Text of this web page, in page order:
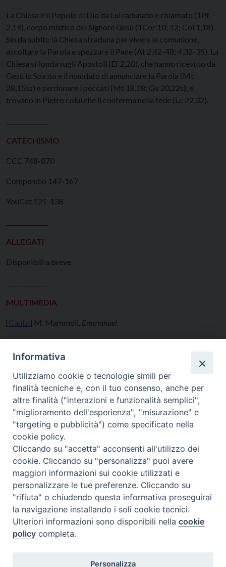
La Chiesa è il Popolo di Dio da Lui radunato e chiamato (1Pt
2,19), corpo mistico del Signore Gesù (1Cor 10; 12; Col 1,18).
Sin da subito la Chiesa si raduna per vivere la comunione,
ascoltare la Parola e spezzare il Pane (At 2,42-48; 4,32-35). La
Chiesa si fonda sugli Apostoli (Ef 2,20), che hanno ricevuto da
Gesù lo Spirito e il mandato di annunciare la Parola (Mt
28,15ss) e perdonare i peccati (Mt 18,18; Gv 20,22s), e
trovano in Pietro colui che li conferma nella fede (Lc 22,32).
CATECHISMO
CCC 748-870
Compendio 147-167
YouCat 121-138
ALLEGATI
Disponibili a breve
MULTIMEDIA
[Canto] M. Mammoli, Emmanuel
Piazza Mario Dottori, 14
02047 Poggio Mirteto (Rieti)
Informativa
Utilizziamo cookie o tecnologie simili per
finalità tecniche e, con il tuo consenso, anche per
altre finalità ("interazioni e funzionalità semplici",
"miglioramento dell'esperienza", "misurazione" e
"targeting e pubblicità") come specificato nella
cookie policy.
Cliccando su "accetta" acconsenti all'utilizzo dei
cookie. Cliccando su "personalizza" puoi avere
maggiori informazioni sui cookie utilizzati e
personalizzare le tue preferenze. Cliccando su
"rifiuta" o chiudendo questa informativa proseguirai
la navigazione installando i soli cookie tecnici.
Ulteriori informazioni sono disponibili nellacookie
policy completa.
Personalizza